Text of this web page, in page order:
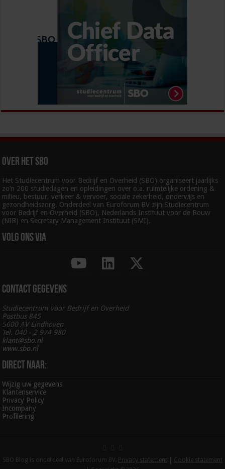
Over het SBO
Het Studiecentrum voor Bedrijf en Overheid (SBO) organiseert jaarlijks
zo’n 200 studiedagen en opleidingen over o.a. ruimtelijke ordening &
milieu, bestuur, verkeer & vervoer, sociale zekerheid, onderwijs en
gezondheidszorg. Onderdeel van Euroforum BV zijn Studiecentrum
voor Bedrijf en Overheid (SBO), Nederlands Instituut voor de Bouw
(NIB) en Secretary Management Instituut (SMI).
Volg ons via
Contact gegevens
Studiecentrum voor Bedrijf en Overheid
Postbus 845
5600 AV Eindhoven
Tel. 040 - 2 974 980
klant@sbo.nl
www.sbo.nl
Direct naar:
Wijzig uw gegevens
Klantenservice
Privacy Policy
Incompany
Profilering
SBO Blog is onderdeel van Euroforum BV. Privacy statement
Cookie statement